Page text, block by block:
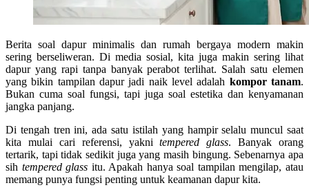
Berita soal dapur minimalis dan rumah bergaya modern makin
sering berseliweran. Di media sosial, kita juga makin sering lihat
dapur yang rapi tanpa banyak perabot terlihat. Salah satu elemen
yang bikin tampilan dapur jadi naik level adalah kompor tanam.
Bukan cuma soal fungsi, tapi juga soal estetika dan kenyamanan
jangka panjang.
Di tengah tren ini, ada satu istilah yang hampir selalu muncul saat
kita mulai cari referensi, yaknitempered glass. Banyak orang
tertarik, tapi tidak sedikit juga yang masih bingung. Sebenarnya apa
sih tempered glass itu. Apakah hanya soal tampilan mengilap, atau
memang punya fungsi penting untuk keamanan dapur kita.